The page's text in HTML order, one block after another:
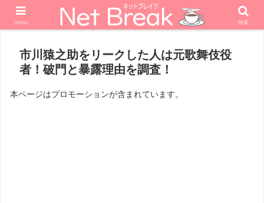
ホーム エンターテナー 男優
市川猿之助をリークした人は元歌舞伎役
者！破門と暴露理由を調査！
本ページはプロモーションが含まれています。
menu 検索